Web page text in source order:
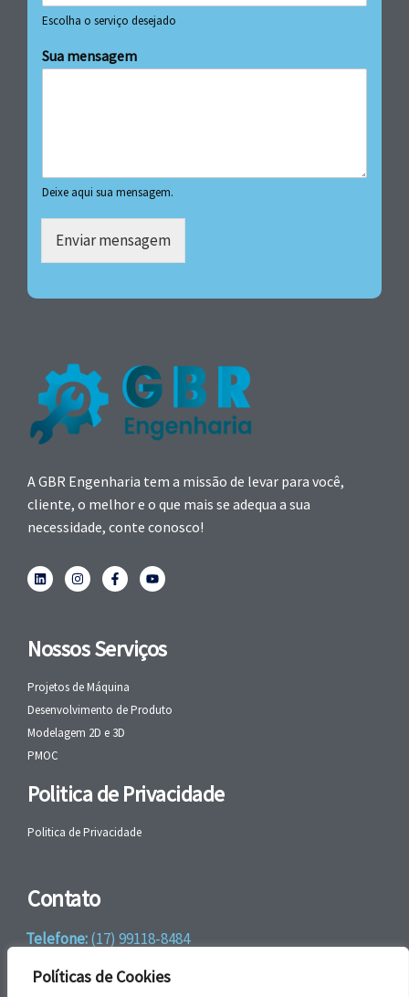
Políticas de Cookies
Escolha o serviço desejado
Sua mensagem
Deixe aqui sua mensagem.
Enviar mensagem
A GBR Engenharia tem a missão de levar para você,
cliente, o melhor e o que mais se adequa a sua
necessidade, conte conosco!
Nossos Serviços
Projetos de Máquina
Desenvolvimento de Produto
Modelagem 2D e 3D
PMOC
Politica de Privacidade
Politica de Privacidade
Contato
Telefone:(17) 99118-8484
WhatsApp:+55 (17) 99118-8484